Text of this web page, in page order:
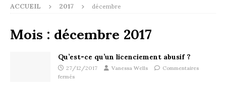
ACCUEIL 2017 décembre
Mois :décembre 2017
Qu’est-ce qu’un licenciement abusif ?
27/12/2017 Vanessa Wells Commentaires
fermés